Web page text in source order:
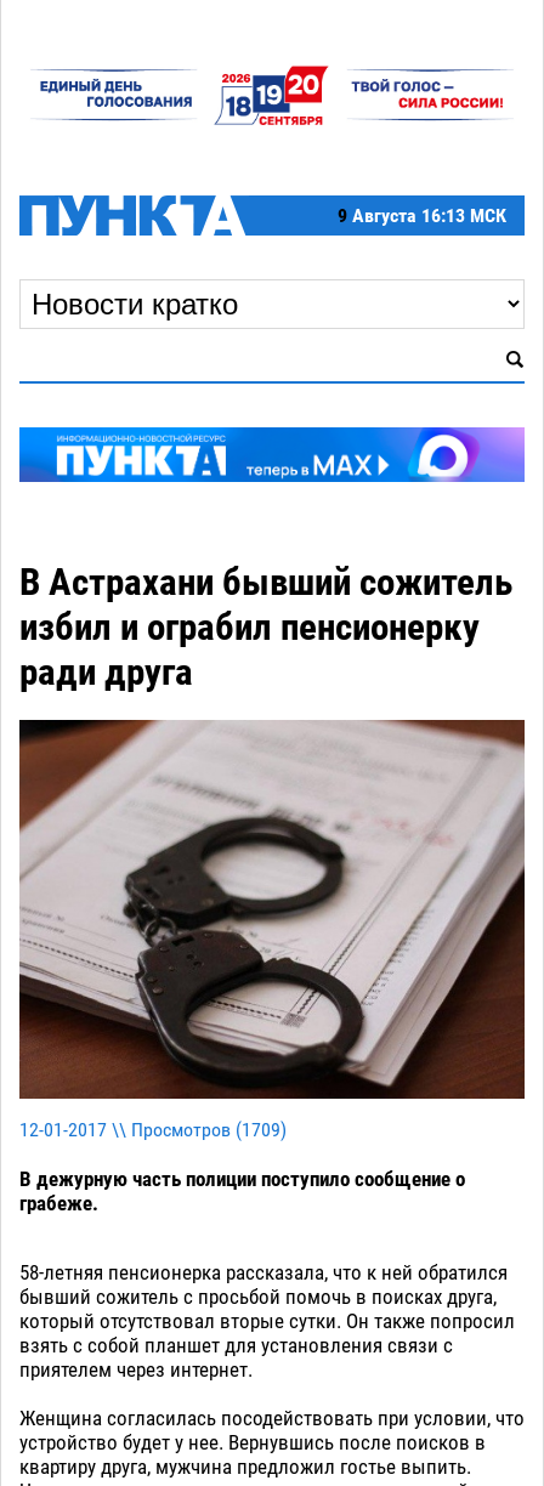
9 Августа 16:13 МСК
В Астрахани бывший сожитель
избил и ограбил пенсионерку
ради друга
12-01-2017 \\ Просмотров (1709)
В дежурную часть полиции поступило сообщение о
грабеже.
58-летняя пенсионерка рассказала, что к ней обратился
бывший сожитель с просьбой помочь в поисках друга,
который отсутствовал вторые сутки. Он также попросил
взять с собой планшет для установления связи с
приятелем через интернет.
Женщина согласилась посодействовать при условии, что
устройство будет у нее. Вернувшись после поисков в
квартиру друга, мужчина предложил гостье выпить.